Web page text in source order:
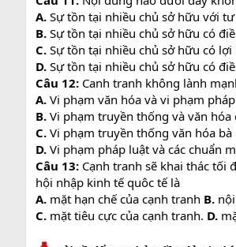
A. Sự tồn tại nhiều chủ sở hữu với
B. Sự tồn tại nhiều chủ sở hữu có
C. Sự tồn tại nhiều chủ sở hữu có lợi
D. Sự tồn tại nhiều chủ sở hữu có
Câu 12: Canh tranh không lành
A. Vi phạm văn hóa và vi phạm
B. Vi phạm truyền thống và văn hóa
C. Vi phạm truyền thống văn hóa
D. Vi phạm pháp luật và các chuẩn
Câu 13: Cạnh tranh sẽ khai thác
hội nhập kinh tế quôc tế là
A. mặt hạn chế của cạnh tranh B.
C. mặt tiêu cực của cạnh tranh. D.